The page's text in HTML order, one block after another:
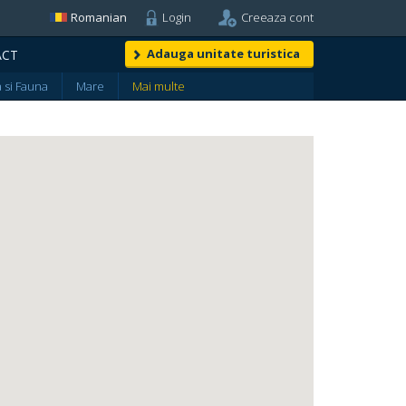
Login Creeaza cont
Romanian
Adauga unitate turistica
si Fauna Mare Mai multe